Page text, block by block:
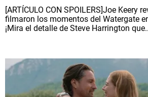
[ARTÍCULO CON SPOILERS]Joe Keery
filmaron los momentos del Watergate
¡Mira el detalle de Steve Harrington